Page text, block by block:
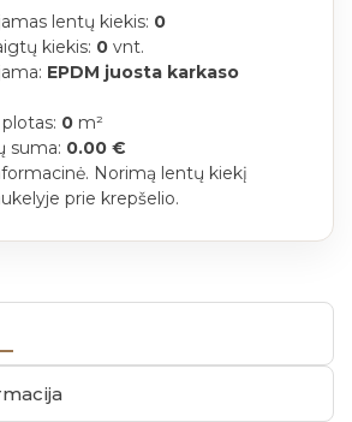
lentų kiekis: 0
kiekis: 0 vnt.
EPDM juosta karkaso
0 m²
suma: 0.00 €
Norimą lentų kiekį
prie krepšelio.